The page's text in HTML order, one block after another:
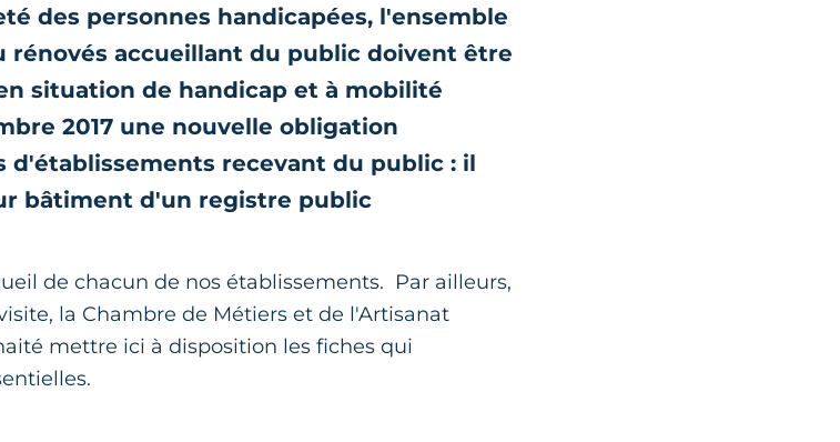
des personnes handicapées, l'ensemble
rénovés accueillant du public doivent être
situation de handicap et à mobilité
2017 une nouvelle obligation
d'établissements recevant du public : il
bâtiment d'un registre public
de chacun de nos établissements. Par ailleurs,
la Chambre de Métiers et de l'Artisanat
mettre ici à disposition les fiches qui